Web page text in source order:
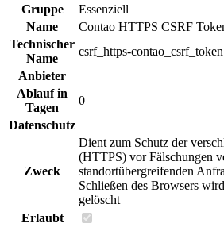
Gruppe
Essenziell
Name
Contao HTTPS CSRF
Technischer
Name
csrf_https-contao_csrf_token
Anbieter
Ablauf in
Tagen
0
Datenschutz
Zweck
Dient zum Schutz der
(HTTPS) vor Fälschungen
standortübergreifenden
Schließen des Browsers
gelöscht
Erlaubt